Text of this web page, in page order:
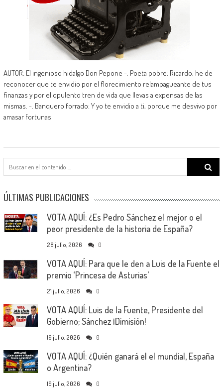
AUTOR: El ingenioso hidalgo Don Pepone -. Poeta pobre: Ricardo, he de
reconocer que te envidio por el florecimiento relampagueante de tus
finanzas y por el opulento tren de vida que llevas a expensas de las
mismas. -. Banquero forrado: Y yo te envidio a ti, porque me desvivo por
amasar fortunas
Search
ÚLTIMAS PUBLICACIONES
VOTA AQUÍ: ¿Es Pedro Sánchez el mejor o el
peor presidente de la historia de España?
28 julio, 2026 0
VOTA AQUÍ: Para que le den a Luis de la Fuente el
premio ‘Princesa de Asturias’
21 julio, 2026 0
VOTA AQUÍ: Luis de la Fuente, Presidente del
Gobierno; Sánchez ¡Dimisión!
19 julio, 2026 0
VOTA AQUÍ: ¿Quién ganará el el mundial, España
o Argentina?
19 julio, 2026 0